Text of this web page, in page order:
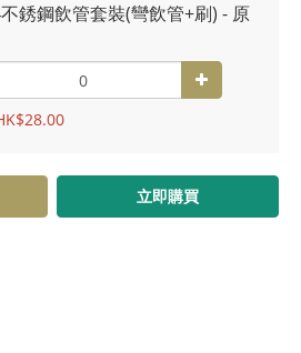
銹鋼飲管套裝(彎飲管+刷) - 原
立即購買